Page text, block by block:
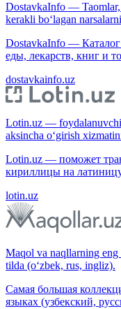
DostavkaInfo —
kerakli bo‘lagan
DostavkaInfo —
еды, лекарств, книг и
dostavkainfo.uz
Lotin.uz —
aksincha o‘girish
Lotin.uz — поможет
кириллицы на
lotin.uz
Maqol va naqllarning
tilda (o‘zbek, rus, ingliz).
Самая большая
языках (узбекский,